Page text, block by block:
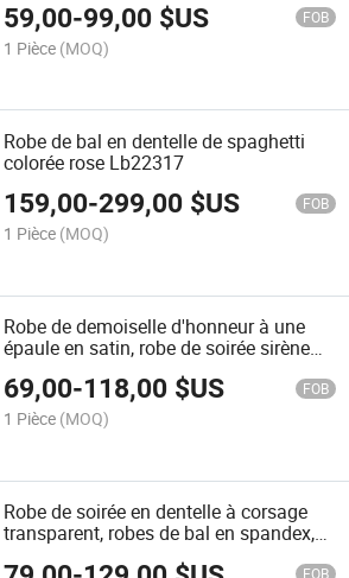
59,00-99,00 $US FOB
1 Pièce (MOQ)
Robe de bal en dentelle de spaghetti
colorée rose Lb22317
159,00-299,00 $US FOB
1 Pièce (MOQ)
Robe de demoiselle d'honneur à une
épaule en satin, robe de soirée sirène
69,00-118,00 $US FOB
1 Pièce (MOQ)
Robe de soirée en dentelle à corsage
transparent, robes de bal en spandex,